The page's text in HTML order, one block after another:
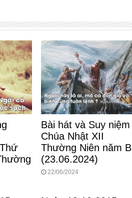
Bài hát và Suy niệm
Chúa Nhật XII
Thường Niên năm B
(23.06.2024)
22/06/2024